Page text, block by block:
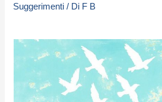
Suggerimenti / Di F B